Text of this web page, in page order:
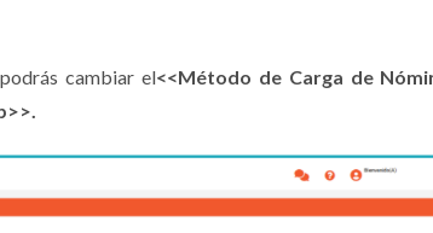
cambiar el<<Método de Carga de